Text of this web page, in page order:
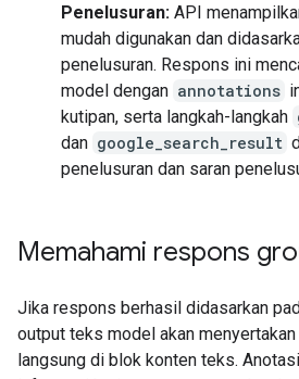
Penelusuran: API
mudah digunakan dan
penelusuran. Respons ini
model dengan annotations
kutipan, serta langkah-langkah
dan google_search_result
penelusuran dan saran
Memahami respons
Jika respons berhasil didasarkan
output teks model akan menyertakan
langsung di blok konten teks.